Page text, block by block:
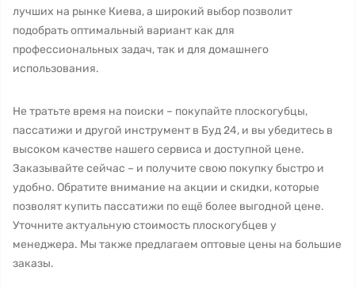
лучших на рынке Киева, а широкий выбор позволит
подобрать оптимальный вариант как для
профессиональных задач, так и для домашнего
использования.
Не тратьте время на поиски – покупайте плоскогубцы,
пассатижи и другой инструмент в Буд 24, и вы убедитесь в
высоком качестве нашего сервиса и доступной цене.
Заказывайте сейчас – и получите свою покупку быстро и
удобно. Обратите внимание на акции и скидки, которые
позволят купить пассатижи по ещё более выгодной цене.
Уточните актуальную стоимость плоскогубцев у
менеджера. Мы также предлагаем оптовые цены на большие
заказы.